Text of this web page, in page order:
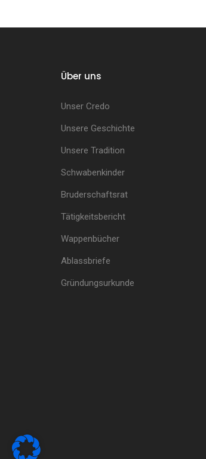
Über uns
Unser Credo
Unsere Geschichte
Unsere Tradition
Schwabenkinder
Bruderschaftsrat
Tätigkeitsbericht
Wappenbücher
Ablassbriefe
Gründungsurkunde